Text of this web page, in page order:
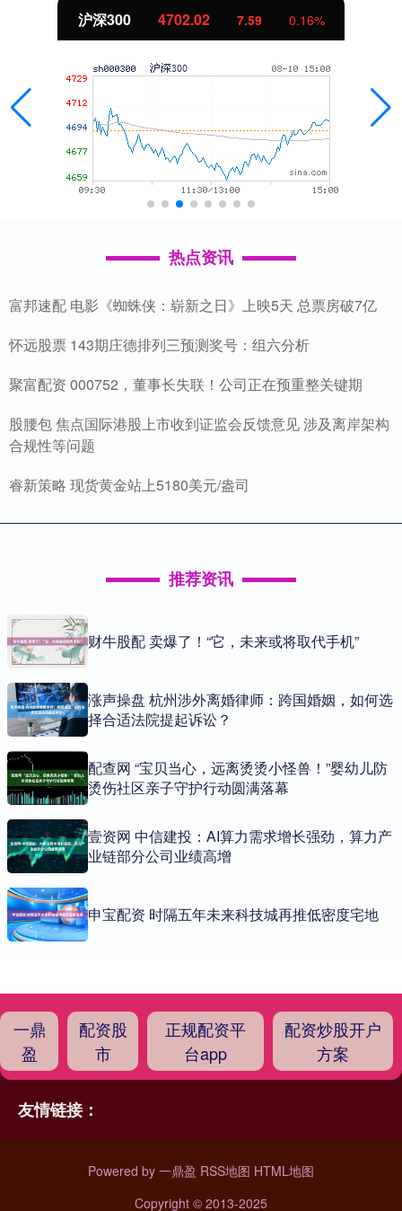
沪深300 4702.02 7.59 0.16%
热点资讯
富邦速配 电影《蜘蛛侠：崭新之日》上映5天 总票房破7亿
怀远股票 143期庄德排列三预测奖号：组六分析
聚富配资 000752，董事长失联！公司正在预重整关键期
股腰包 焦点国际港股上市收到证监会反馈意见 涉及离岸架构
合规性等问题
睿新策略 现货黄金站上5180美元/盎司
推荐资讯
财牛股配 卖爆了！“它，未来或将取代手机”
涨声操盘 杭州涉外离婚律师：跨国婚姻，如何选
择合适法院提起诉讼？
配查网 “宝贝当心，远离烫烫小怪兽！”婴幼儿防
烫伤社区亲子守护行动圆满落幕
壹资网 中信建投：AI算力需求增长强劲，算力产
业链部分公司业绩高增
申宝配资 时隔五年未来科技城再推低密度宅地
一鼎
盈
配资股
市
正规配资平
台app
配资炒股开户
方案
友情链接：
Powered by 一鼎盈 RSS地图 HTML地图
Copyright © 2013-2025